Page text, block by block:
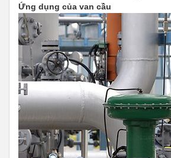
Ứng dụng của van cầu